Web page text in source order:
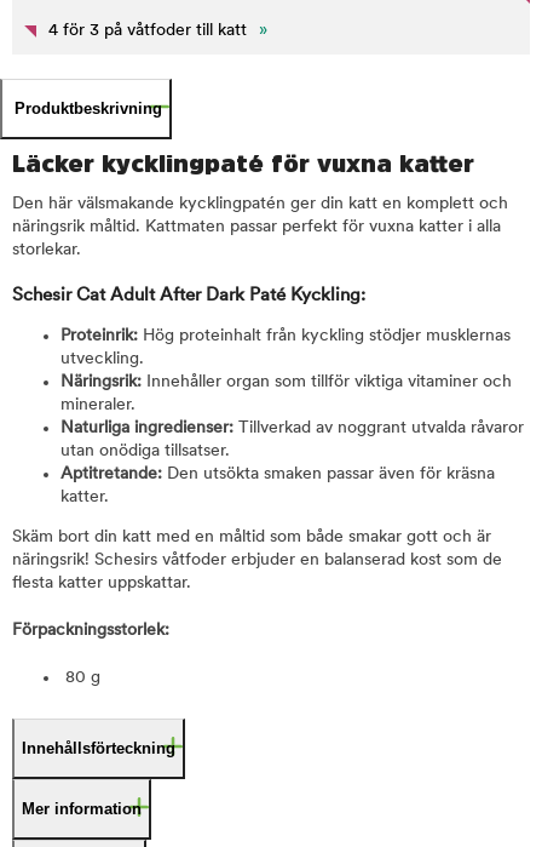
4 för 3 på våtfoder till katt »
Produktbeskrivning
Läcker kycklingpaté för vuxna katter
Den här välsmakande kycklingpatén ger din katt en komplett och
näringsrik måltid. Kattmaten passar perfekt för vuxna katter i alla
storlekar.
Schesir Cat Adult After Dark Paté Kyckling:
Proteinrik: Hög proteinhalt från kyckling stödjer musklernas
utveckling.
Näringsrik: Innehåller organ som tillför viktiga vitaminer och
mineraler.
Naturliga ingredienser: Tillverkad av noggrant utvalda råvaror
utan onödiga tillsatser.
Aptitretande: Den utsökta smaken passar även för kräsna
katter.
Skäm bort din katt med en måltid som både smakar gott och är
näringsrik! Schesirs våtfoder erbjuder en balanserad kost som de
flesta katter uppskattar.
Förpackningsstorlek:
80 g
Innehållsförteckning
Mer information